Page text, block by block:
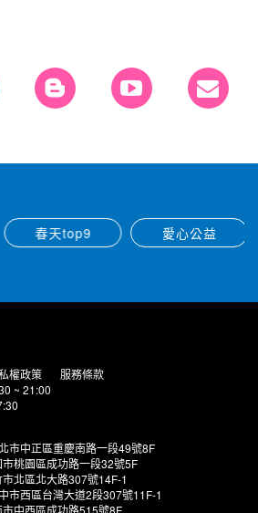
春天top9 愛心公益
權政策
服務條款
~ 21:00
市中正區重慶南路一段49號8F
桃園區成功路一段32號5F
北區北大路307號14F-1
市西區台灣大道2段307號11F-1
中西區成功路515號8F